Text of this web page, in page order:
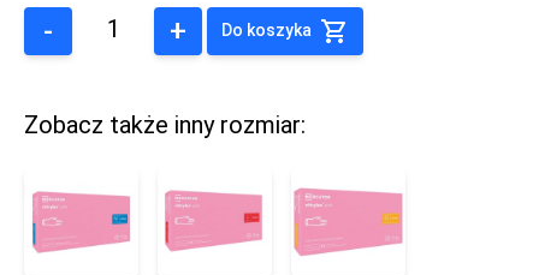
- + Do koszyka
Zobacz także inny rozmiar: